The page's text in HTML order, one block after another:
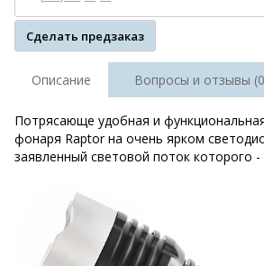
Сделать предзаказ
Описание Вопросы и отзывы
Потрясающе удобная и
фонаря Raptor на очень ярком
заявленный световой поток которого